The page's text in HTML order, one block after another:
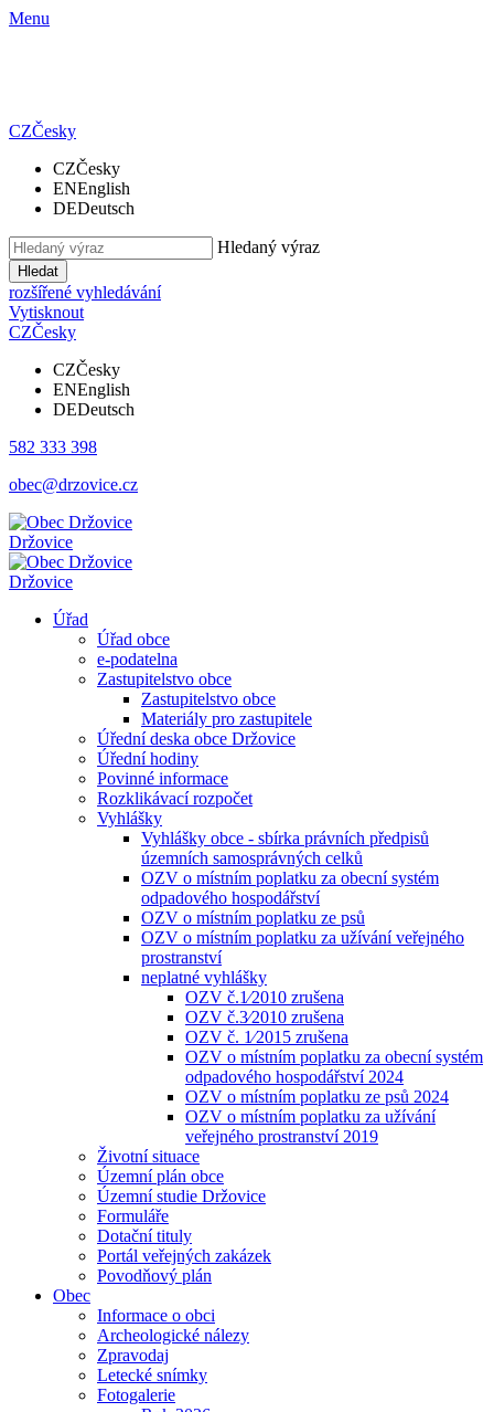
Menu
CZČesky
CZČesky
ENEnglish
DEDeutsch
Hledaný výraz
Hledat
rozšířené vyhledávání
Vytisknout
CZČesky
CZČesky
ENEnglish
DEDeutsch
582 333 398
obec@drzovice.cz
Držovice
Držovice
Úřad
Úřad obce
e-podatelna
Zastupitelstvo obce
Zastupitelstvo obce
Materiály pro zastupitele
Úřední deska obce Držovice
Úřední hodiny
Povinné informace
Rozklikávací rozpočet
Vyhlášky
Vyhlášky obce - sbírka právních předpisů
územních samosprávných celků
OZV o místním poplatku za obecní systém
odpadového hospodářství
OZV o místním poplatku ze psů
OZV o místním poplatku za užívání veřejného
prostranství
neplatné vyhlášky
OZV č.1⁄2010 zrušena
OZV č.3⁄2010 zrušena
OZV č. 1⁄2015 zrušena
OZV o místním poplatku za obecní systém
odpadového hospodářství 2024
OZV o místním poplatku ze psů 2024
OZV o místním poplatku za užívání
veřejného prostranství 2019
Životní situace
Územní plán obce
Územní studie Držovice
Formuláře
Dotační tituly
Portál veřejných zakázek
Povodňový plán
Obec
Informace o obci
Archeologické nálezy
Zpravodaj
Letecké snímky
Fotogalerie